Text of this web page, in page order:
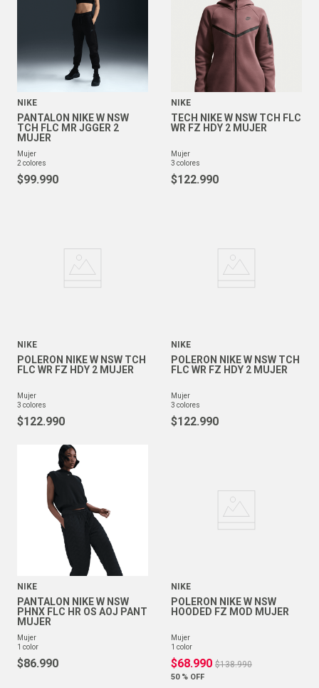
NIKE
PANTALON NIKE W NSW
TCH FLC MR JGGER 2
MUJER
mujer
2 colores
$99.990
NIKE
TECH NIKE W NSW TCH FLC
WR FZ HDY 2 MUJER
mujer
3 colores
$122.990
NIKE
POLERON NIKE W NSW TCH
FLC WR FZ HDY 2 MUJER
mujer
3 colores
$122.990
NIKE
POLERON NIKE W NSW TCH
FLC WR FZ HDY 2 MUJER
mujer
3 colores
$122.990
NIKE
PANTALON NIKE W NSW
PHNX FLC HR OS AOJ PANT
MUJER
mujer
1 color
$86.990
NIKE
POLERON NIKE W NSW
HOODED FZ MOD MUJER
mujer
1 color
$68.990 $138.990
50 % OFF